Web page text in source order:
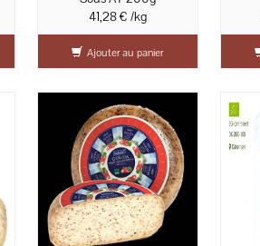
41,28 € /kg
Ajouter au panier